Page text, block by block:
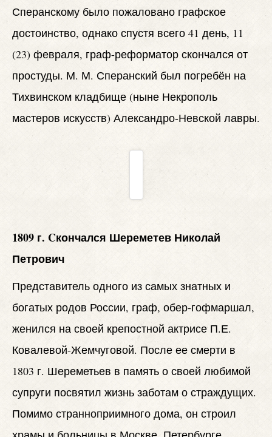
Сперанскому было пожаловано графское
достоинство, однако спустя всего 41 день, 11
(23) февраля, граф-реформатор скончался от
простуды. М. М. Сперанский был погребён на
Тихвинском кладбище (ныне Некрополь
мастеров искусств) Александро-Невской лавры.
1809 г. Cкончался Шереметев Николай
Петрович
Представитель одного из самых знатных и
богатых родов России, граф, обер-гофмаршал,
женился на своей крепостной актрисе П.Е.
Ковалевой-Жемчуговой. После ее смерти в
1803 г. Шереметьев в память о своей любимой
супруги посвятил жизнь заботам о страждущих.
Помимо странноприимного дома, он строил